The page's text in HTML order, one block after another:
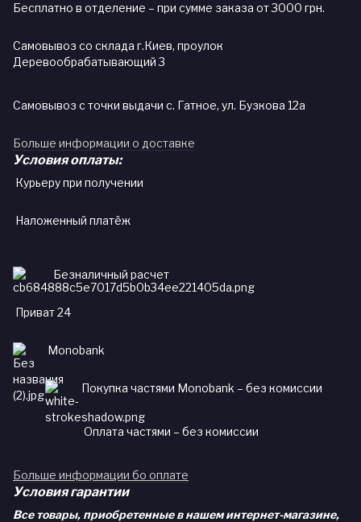
Бесплатно в отделение – при сумме заказа от 3000 грн.
Самовывоз со склада г.Киев, проулок
Деревообрабатывающий 3
Самовывоз с точки выдачи с. Гатное, ул. Бузкова 12а
Больше информации о доставке
Условия оплаты:
Курьеру при получении
Наложенный платёж
Безналичный расчет
Приват 24
Monobank
Покупка частями Monobank – без комиссии
Оплата частями – без комиссии
Больше информации бо оплате
Условия гарантии
Все товары, приобретенные в нашем интернет-магазине,